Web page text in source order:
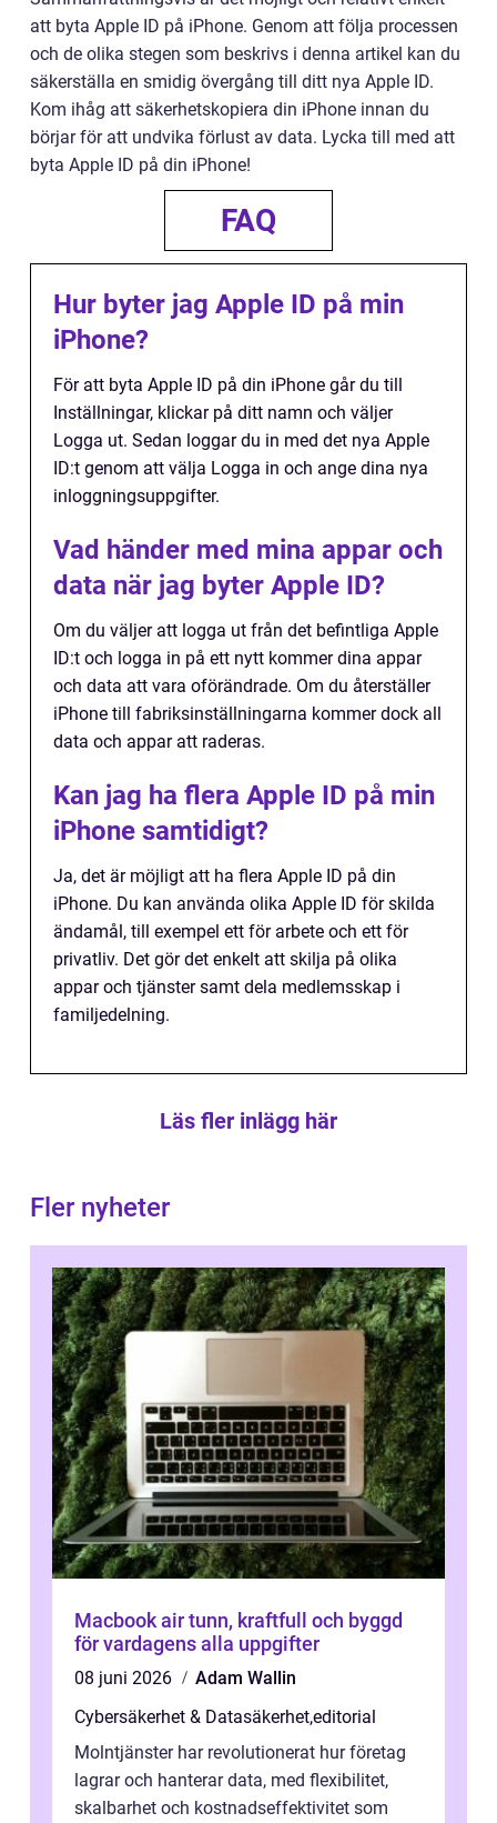
att byta Apple ID på iPhone. Genom att följa processen
och de olika stegen som beskrivs i denna artikel kan du
säkerställa en smidig övergång till ditt nya Apple ID.
Kom ihåg att säkerhetskopiera din iPhone innan du
börjar för att undvika förlust av data. Lycka till med att
byta Apple ID på din iPhone!
FAQ
Hur byter jag Apple ID på min
iPhone?
För att byta Apple ID på din iPhone går du till
Inställningar, klickar på ditt namn och väljer
Logga ut. Sedan loggar du in med det nya Apple
ID:t genom att välja Logga in och ange dina nya
inloggningsuppgifter.
Vad händer med mina appar och
data när jag byter Apple ID?
Om du väljer att logga ut från det befintliga Apple
ID:t och logga in på ett nytt kommer dina appar
och data att vara oförändrade. Om du återställer
iPhone till fabriksinställningarna kommer dock all
data och appar att raderas.
Kan jag ha flera Apple ID på min
iPhone samtidigt?
Ja, det är möjligt att ha flera Apple ID på din
iPhone. Du kan använda olika Apple ID för skilda
ändamål, till exempel ett för arbete och ett för
privatliv. Det gör det enkelt att skilja på olika
appar och tjänster samt dela medlemsskap i
familjedelning.
Läs fler inlägg här
Fler nyheter
Macbook air tunn, kraftfull och byggd
för vardagens alla uppgifter
08 juni 2026
Adam Wallin
Cybersäkerhet & Datasäkerhet,editorial
Molntjänster har revolutionerat hur företag
lagrar och hanterar data, med flexibilitet,
skalbarhet och kostnadseffektivitet som